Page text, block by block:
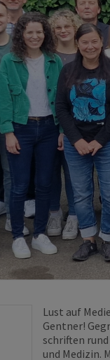
Lust auf
Gentner!
schriften
und Medizin.